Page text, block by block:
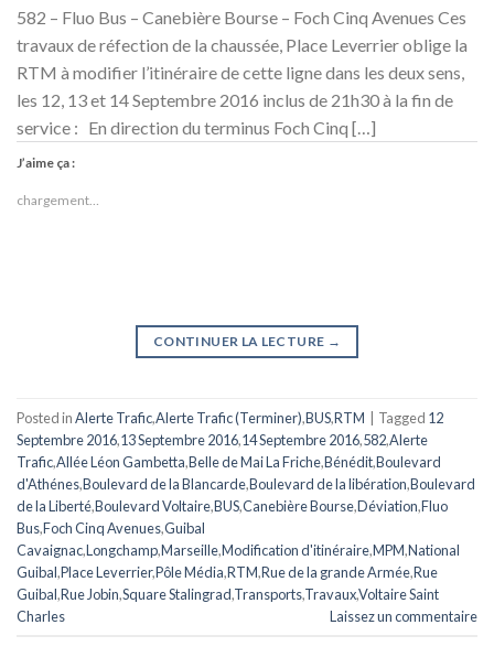
582 – Fluo Bus – Canebière Bourse – Foch Cinq Avenues Ces
travaux de réfection de la chaussée, Place Leverrier oblige la
RTM à modifier l’itinéraire de cette ligne dans les deux sens,
les 12, 13 et 14 Septembre 2016 inclus de 21h30 à la fin de
service : En direction du terminus Foch Cinq […]
J’aime ça :
chargement…
CONTINUER LA LECTURE →
Posted inAlerte Trafic,Alerte Trafic (Terminer),BUS,RTM Tagged 12
Septembre 2016,13 Septembre 2016,14 Septembre 2016,582,Alerte
Trafic,Allée Léon Gambetta,Belle de Mai La Friche,Bénédit,Boulevard
d'Athénes,Boulevard de la Blancarde,Boulevard de la libération,Boulevard
de la Liberté,Boulevard Voltaire,BUS,Canebière Bourse,Déviation,Fluo
Bus,Foch Cinq Avenues,Guibal
Cavaignac,Longchamp,Marseille,Modification d'itinéraire,MPM,National
Guibal,Place Leverrier,Pôle Média,RTM,Rue de la grande Armée,Rue
Guibal,Rue Jobin,Square Stalingrad,Transports,Travaux,Voltaire Saint
Charles
Laissez un commentaire